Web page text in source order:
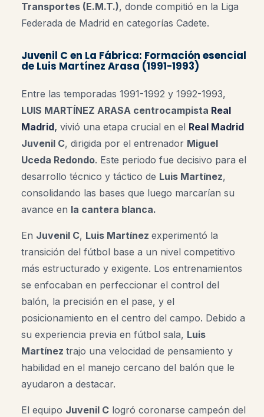
Transportes (E.M.T.), donde compitió en la Liga
Federada de Madrid en categorías Cadete.
Juvenil C en La Fábrica: Formación esencial
de Luis Martínez Arasa (1991-1993)
Entre las temporadas 1991-1992 y 1992-1993,
LUIS MARTÍNEZ ARASA centrocampista Real
Madrid, vivió una etapa crucial en el Real Madrid
Juvenil C, dirigida por el entrenador Miguel
Uceda Redondo. Este periodo fue decisivo para el
desarrollo técnico y táctico de Luis Martínez,
consolidando las bases que luego marcarían su
avance en la cantera blanca.
En Juvenil C, Luis Martínez experimentó la
transición del fútbol base a un nivel competitivo
más estructurado y exigente. Los entrenamientos
se enfocaban en perfeccionar el control del
balón, la precisión en el pase, y el
posicionamiento en el centro del campo. Debido a
su experiencia previa en fútbol sala, Luis
Martínez trajo una velocidad de pensamiento y
habilidad en el manejo cercano del balón que le
ayudaron a destacar.
El equipo Juvenil C logró coronarse campeón del